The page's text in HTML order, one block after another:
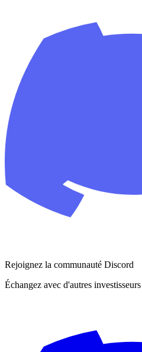
Rejoignez la communauté Discord
Échangez avec d'autres